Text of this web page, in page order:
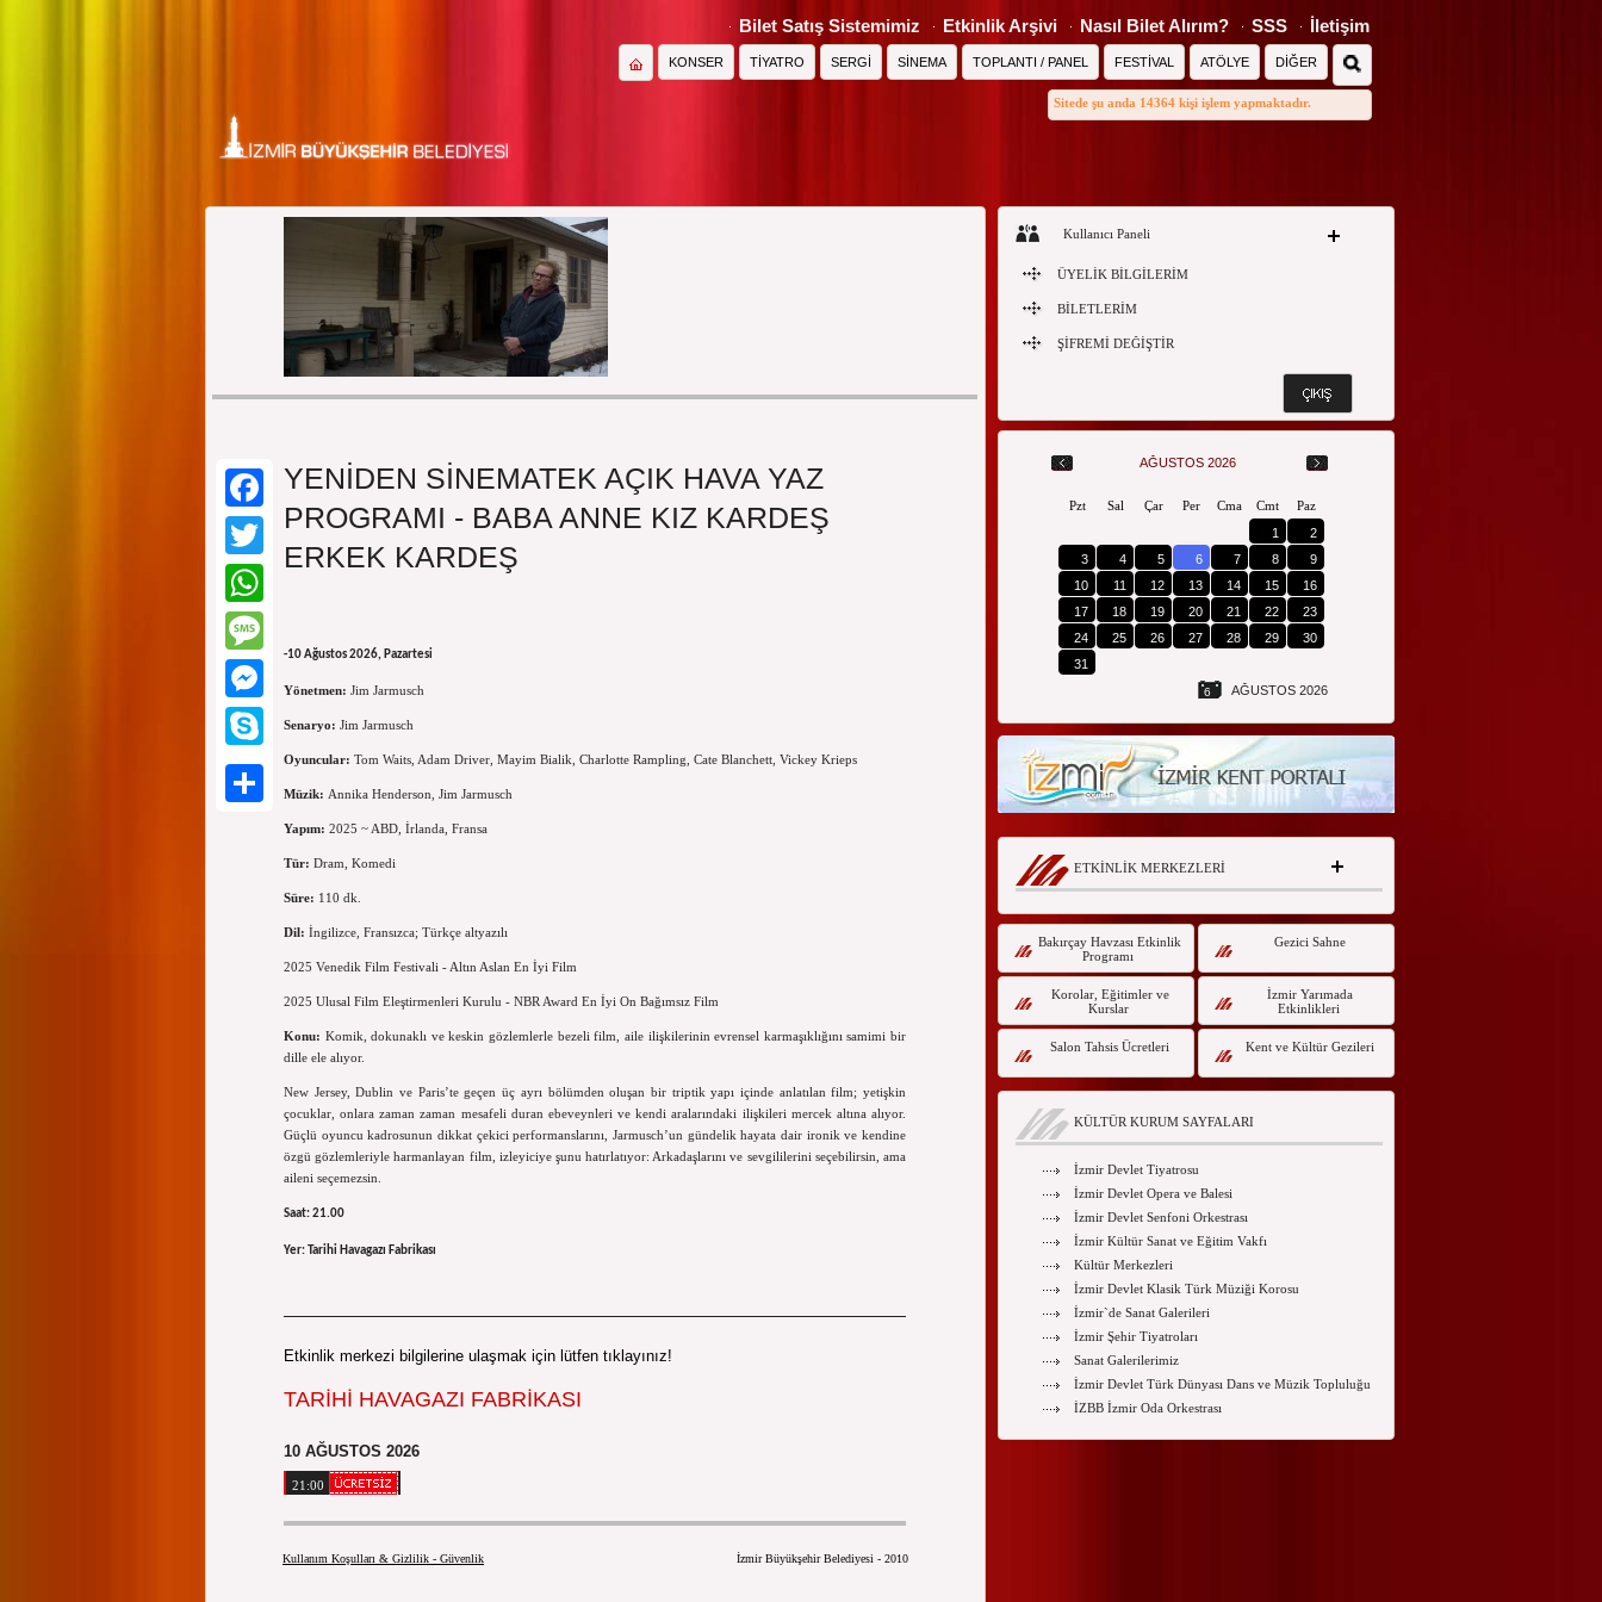
İletişim
SSS
Nasıl Bilet Alırım?
Etkinlik Arşivi
Bilet Satış Sistemimiz
DİĞER
ATÖLYE
FESTİVAL
TOPLANTI / PANEL
SİNEMA
SERGİ
TİYATRO
KONSER
Sitede şu anda 14364 kişi işlem yapmaktadır.
YENİDEN SİNEMATEK AÇIK HAVA YAZ
PROGRAMI - BABA ANNE KIZ KARDEŞ
ERKEK KARDEŞ
Facebook
Twitter
WhatsApp
Message
Messenger
Skype
-10 Ağustos 2026, Pazartesi
Yönetmen: Jim Jarmusch
Senaryo: Jim Jarmusch
Oyuncular: Tom Waits, Adam Driver, Mayim Bialik, Charlotte Rampling, Cate Blanchett, Vickey Krieps
Müzik: Annika Henderson, Jim Jarmusch
Yapım: 2025 ~ ABD, İrlanda, Fransa
Tür: Dram, Komedi
Süre: 110 dk.
Dil: İngilizce, Fransızca; Türkçe altyazılı
2025 Venedik Film Festivali - Altın Aslan En İyi Film
2025 Ulusal Film Eleştirmenleri Kurulu - NBR Award En İyi On Bağımsız Film
Konu: Komik, dokunaklı ve keskin gözlemlerle bezeli film, aile ilişkilerinin evrensel karmaşıklığını samimi bir
dille ele alıyor.
New Jersey, Dublin ve Paris’te geçen üç ayrı bölümden oluşan bir triptik yapı içinde anlatılan film; yetişkin
çocuklar, onlara zaman zaman mesafeli duran ebeveynleri ve kendi aralarındaki ilişkileri mercek altına alıyor.
Güçlü oyuncu kadrosunun dikkat çekici performanslarını, Jarmusch’un gündelik hayata dair ironik ve kendine
özgü gözlemleriyle harmanlayan film, izleyiciye şunu hatırlatıyor: Arkadaşlarını ve sevgililerini seçebilirsin, ama
aileni seçemezsin.
Saat: 21.00
Yer: Tarihi Havagazı Fabrikası
Etkinlik merkezi bilgilerine ulaşmak için lütfen tıklayınız!
TARİHİ HAVAGAZI FABRİKASI
10 AĞUSTOS 2026
21:00
Kullanım Koşulları & Gizlilik - Güvenlik İzmir Büyükşehir Belediyesi - 2010
Kullanıcı Paneli
ÜYELİK BİLGİLERİM
BİLETLERİM
ŞİFREMİ DEĞİŞTİR
AĞUSTOS 2026
Pzt Sal Çar Per Cma Cmt
Paz
1
2
3
4 5 6 7 8
9
10
11 12 13 14 15
16
17
18 19 20 21 22
23
24
25 26 27 28 29
30
31
AĞUSTOS 2026
6
ETKİNLİK MERKEZLERİ
Bakırçay Havzası Etkinlik
Programı
Gezici Sahne
Korolar, Eğitimler ve
Kurslar
İzmir Yarımada
Etkinlikleri
Salon Tahsis Ücretleri Kent ve Kültür Gezileri
KÜLTÜR KURUM SAYFALARI
İzmir Devlet Tiyatrosu
İzmir Devlet Opera ve Balesi
İzmir Devlet Senfoni Orkestrası
İzmir Kültür Sanat ve Eğitim Vakfı
Kültür Merkezleri
İzmir Devlet Klasik Türk Müziği Korosu
İzmir`de Sanat Galerileri
İzmir Şehir Tiyatroları
Sanat Galerilerimiz
İzmir Devlet Türk Dünyası Dans ve Müzik Topluluğu
İZBB İzmir Oda Orkestrası